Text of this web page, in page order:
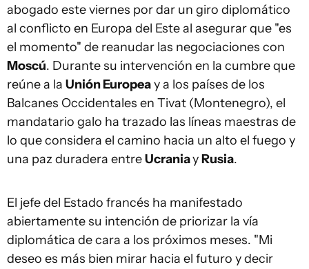
abogado este viernes por dar un giro diplomático
al conflicto en Europa del Este al asegurar que "es
el momento" de reanudar las negociaciones con
Moscú. Durante su intervención en la cumbre que
reúne a la Unión Europeay a los países de los
Balcanes Occidentales en Tivat (Montenegro), el
mandatario galo ha trazado las líneas maestras de
lo que considera el camino hacia un alto el fuego y
una paz duradera entreUcraniayRusia.
El jefe del Estado francés ha manifestado
abiertamente su intención de priorizar la vía
diplomática de cara a los próximos meses. "Mi
deseo es más bien mirar hacia el futuro y decir